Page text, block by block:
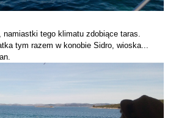
tego klimatu zdobiące taras.
tym razem w konobie Sidro, wioska...